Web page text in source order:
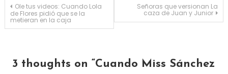
Navegación de entradas
Ole tus videos: Cuando Lola
de Flores pidió que se la
metieran en la caja
Señoras que versionan La
caza de Juan y Junior
3 thoughts on “Cuando Miss Sánchez